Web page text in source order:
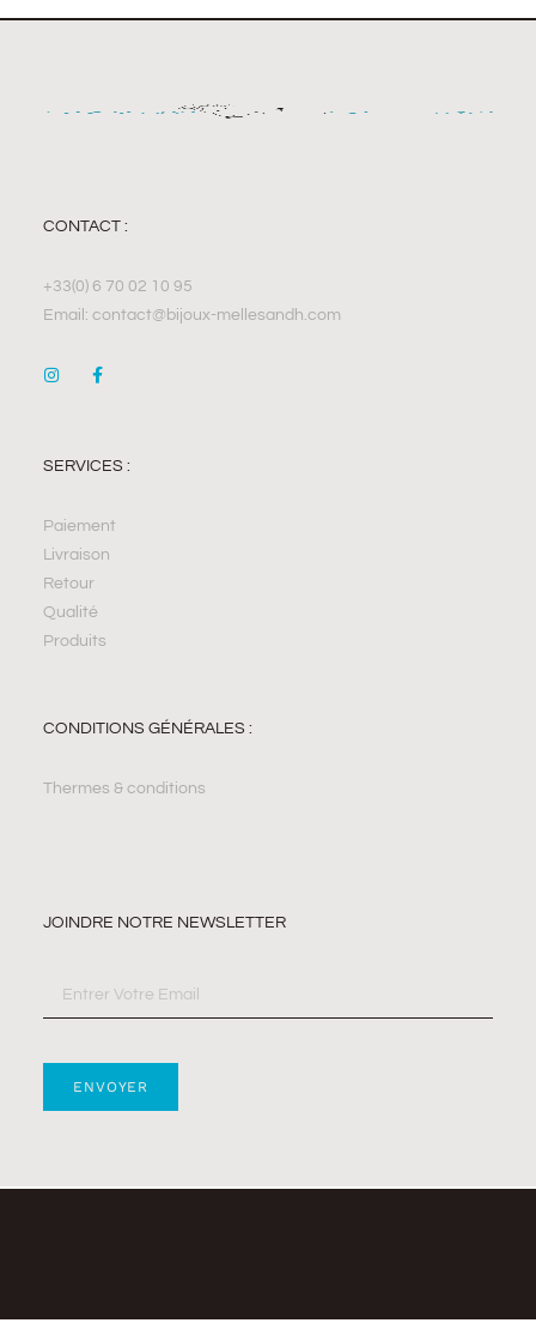
CONTACT :
+33(0) 6 70 02 10 95
Email: contact@bijoux-mellesandh.com
SERVICES :
Paiement
Livraison
Retour
Qualité
Produits
CONDITIONS GÉNÉRALES :
Thermes & conditions
JOINDRE NOTRE NEWSLETTER
ENVOYER